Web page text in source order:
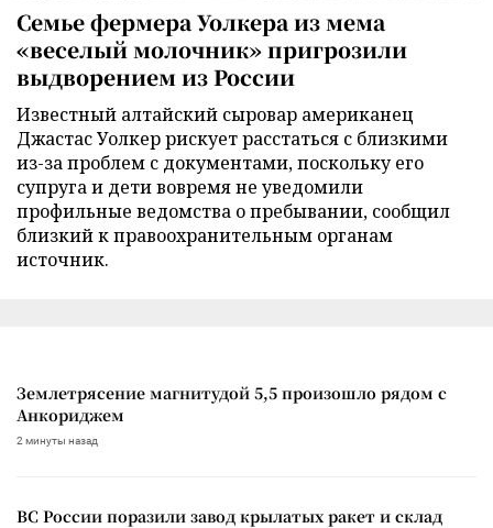
Семье фермера Уолкера из мема
«веселый молочник» пригрозили
выдворением из России
Известный алтайский сыровар американец
Джастас Уолкер рискует расстаться с близкими
из-за проблем с документами, поскольку его
супруга и дети вовремя не уведомили
профильные ведомства о пребывании, сообщил
близкий к правоохранительным органам
источник.
Землетрясение магнитудой 5,5 произошло рядом с
Анкориджем
2 минуты назад
ВС России поразили завод крылатых ракет и склад